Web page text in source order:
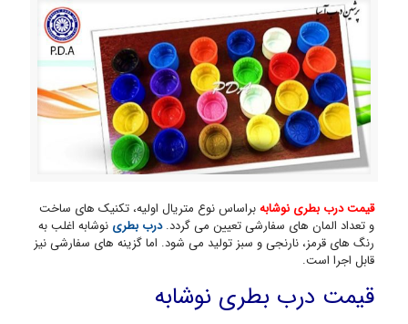
قیمت درب بطری نوشابهبراساس نوع متریال اولیه، تکنیک های ساخت
و تعداد المان های سفارشی تعیین می گردد.درب بطری نوشابه اغلب به
رنگ های قرمز، نارنجی و سبز تولید می شود. اما گزینه های سفارشی نیز
قابل اجرا است.
قیمت درب بطری نوشابه